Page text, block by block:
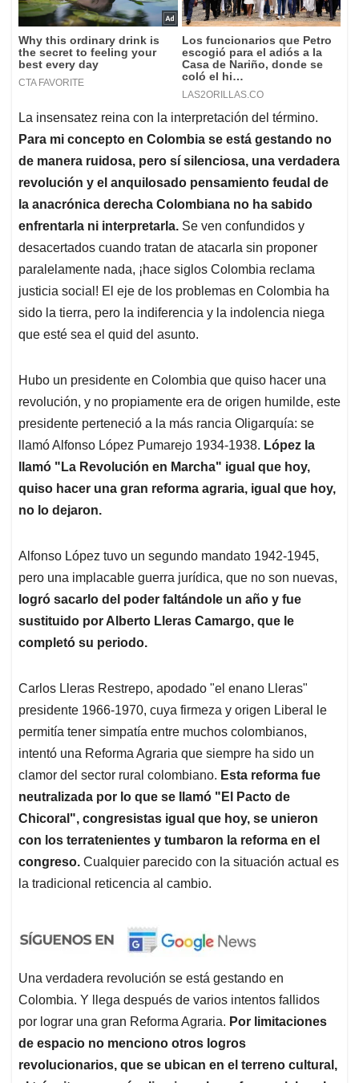
La insensatez reina con la interpretación del término.
Para mi concepto en Colombia se está gestando no
de manera ruidosa, pero sí silenciosa, una verdadera
revolución y el anquilosado pensamiento feudal de
la anacrónica derecha Colombiana no ha sabido
enfrentarla ni interpretarla. Se ven confundidos y
desacertados cuando tratan de atacarla sin proponer
paralelamente nada, ¡hace siglos Colombia reclama
justicia social! El eje de los problemas en Colombia ha
sido la tierra, pero la indiferencia y la indolencia niega
que esté sea el quid del asunto.
Hubo un presidente en Colombia que quiso hacer una
revolución, y no propiamente era de origen humilde, este
presidente perteneció a la más rancia Oligarquía: se
llamó Alfonso López Pumarejo 1934-1938. López la
llamó "La Revolución en Marcha" igual que hoy,
quiso hacer una gran reforma agraria, igual que hoy,
no lo dejaron.
Alfonso López tuvo un segundo mandato 1942-1945,
pero una implacable guerra jurídica, que no son nuevas,
logró sacarlo del poder faltándole un año y fue
sustituido por Alberto Lleras Camargo, que le
completó su periodo.
Carlos Lleras Restrepo, apodado "el enano Lleras"
presidente 1966-1970, cuya firmeza y origen Liberal le
permitía tener simpatía entre muchos colombianos,
intentó una Reforma Agraria que siempre ha sido un
clamor del sector rural colombiano. Esta reforma fue
neutralizada por lo que se llamó "El Pacto de
Chicoral", congresistas igual que hoy, se unieron
con los terratenientes y tumbaron la reforma en el
congreso. Cualquier parecido con la situación actual es
la tradicional reticencia al cambio.
Una verdadera revolución se está gestando en
Colombia. Y llega después de varios intentos fallidos
por lograr una gran Reforma Agraria. Por limitaciones
de espacio no menciono otros logros
revolucionarios, que se ubican en el terreno cultural,